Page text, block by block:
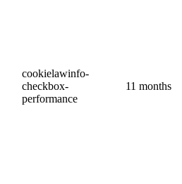
cookielawinfo-
checkbox-
performance
11 months